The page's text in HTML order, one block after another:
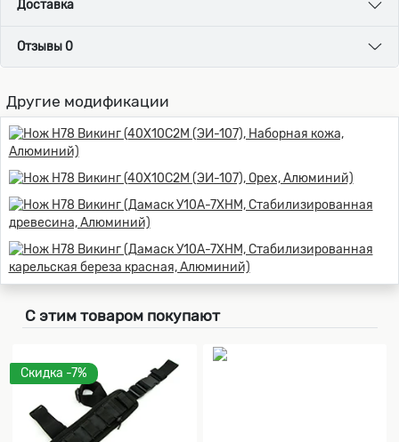
Доставка
Отзывы 0
Другие модификации
С этим товаром покупают
Скидка -7%